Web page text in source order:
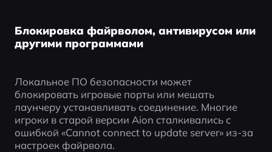
Блокировка файрволом, антивирусом или
другими программами
Локальное ПО безопасности может
блокировать игровые порты или мешать
лаунчеру устанавливать соединение. Многие
игроки в старой версии Aion сталкивались с
ошибкой «Cannot connect to update server» из-за
настроек файрвола.